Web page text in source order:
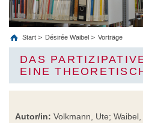
Start Désirée Waibel Vorträge
DAS
EINE
Autor/in: Volkmann, Ute;